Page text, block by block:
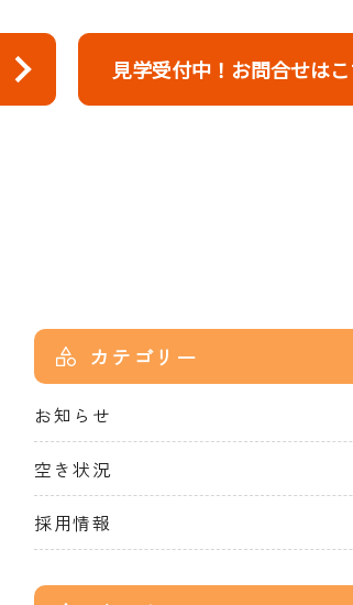
見学受付中！お問合せは
カテゴリー
お知らせ
空き状況
採用情報